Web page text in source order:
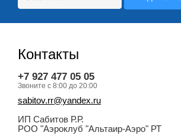
Контакты
+7 927 477 05 05
Звоните с 8:00 до 20:00
sabitov.rr@yandex.ru
ИП Сабитов Р.Р.
РОО "Аэроклуб "Альтаир-Аэро" РТ